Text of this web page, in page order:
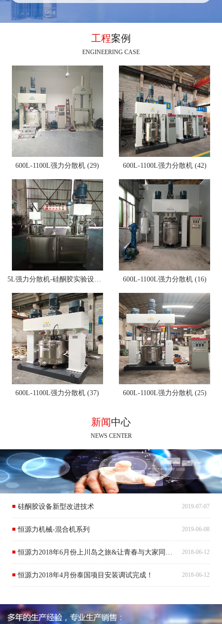
工程案例
ENGINEERING CASE
600L-1100L强力分散机 (29) 600L-1100L强力分散机 (42)
5L强力分散机-硅酮胶实验设备 (10) 600L-1100L强力分散机 (16)
600L-1100L强力分散机 (37) 600L-1100L强力分散机 (25)
新闻中心
NEWS CENTER
硅酮胶设备新型改进技术 2019-07-07
恒源力机械-混合机系列 2019-06-08
恒源力2018年6月份上川岛之旅&让青春与大家同行！ 2018-06-12
恒源力2018年4月份泰国项目安装调试完成！ 2018-06-12